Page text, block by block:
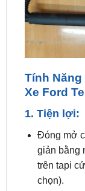
Tính Năng
Xe Ford
1. Tiện lợi:
giản bằng
trên tapi
chọn).
Sử dụng
dù bạn